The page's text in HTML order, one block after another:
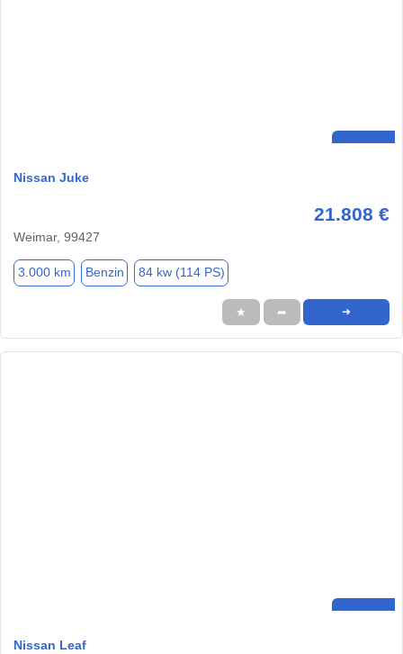
Nissan Juke
21.808 €
Weimar, 99427
3.000 km Benzin 84 kw (114 PS)
★ ➦ ➜
Nissan Leaf